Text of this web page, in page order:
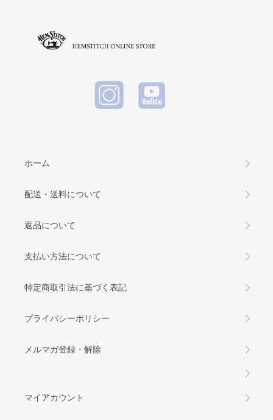
ホーム
配送・送料について
返品について
支払い方法について
特定商取引法に基づく表記
プライバシーポリシー
メルマガ登録・解除
マイアカウント